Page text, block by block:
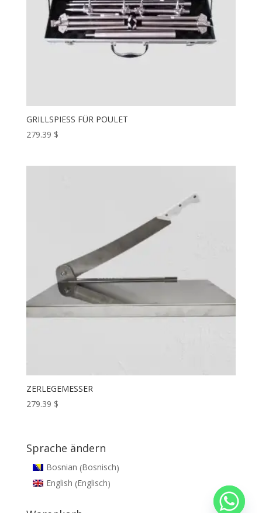
GRILLSPIESS FÜR POULET
279.39 $
ZERLEGEMESSER
279.39 $
Sprache ändern
Bosnian (Bosnisch)
English (Englisch)